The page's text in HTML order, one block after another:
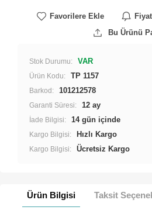
Favorilere Ekle
Bu Ürünü
Stok Durumu: VAR
Ürün Kodu: TP 1157
Barkod: 101212578
Garanti Süresi: 12 ay
İade Bilgisi:
Kargo Bilgisi:
Hızlı Kargo
Kargo Bilgisi: Ücretsiz Kargo
Ürün Bilgisi Taksit